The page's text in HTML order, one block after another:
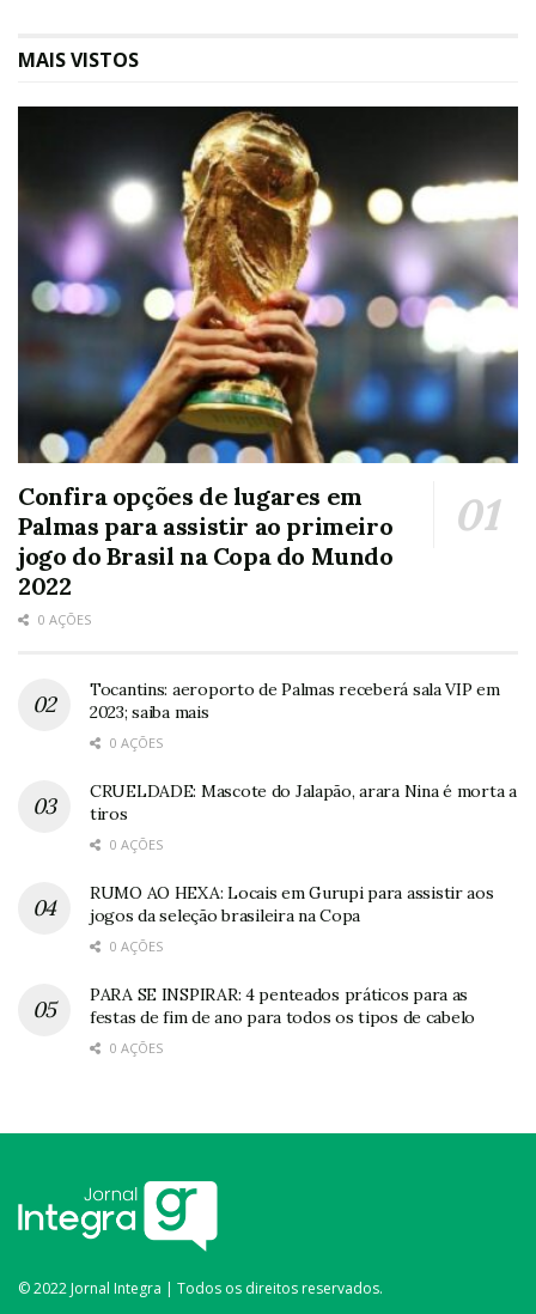
MAIS VISTOS
Confira opções de lugares em
Palmas para assistir ao primeiro
jogo do Brasil na Copa do Mundo
2022
0 AÇÕES
Tocantins: aeroporto de Palmas receberá sala VIP em
2023; saiba mais
0 AÇÕES
CRUELDADE: Mascote do Jalapão, arara Nina é morta a
tiros
0 AÇÕES
RUMO AO HEXA: Locais em Gurupi para assistir aos
jogos da seleção brasileira na Copa
0 AÇÕES
PARA SE INSPIRAR: 4 penteados práticos para as
festas de fim de ano para todos os tipos de cabelo
0 AÇÕES
© 2022 Jornal Integra | Todos os direitos reservados.